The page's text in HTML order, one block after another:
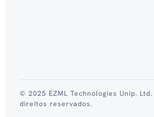
© 2025 EZML Technologies Unip. Ltd.
direitos reservados.